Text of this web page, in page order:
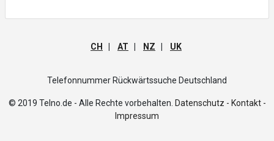
CH AT NZ UK
Telefonnummer Rückwärtssuche Deutschland
© 2019 Telno.de - Alle Rechte vorbehalten. Datenschutz - Kontakt -
Impressum